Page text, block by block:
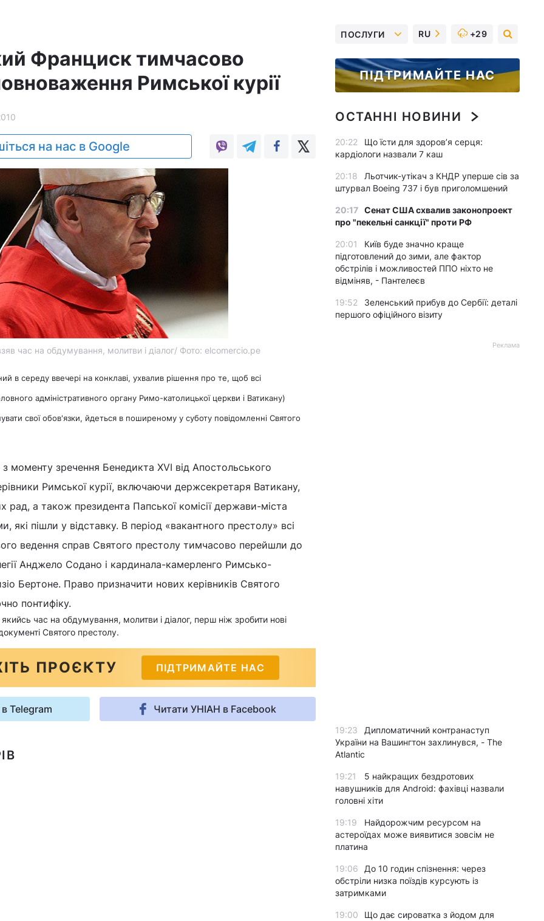
Франциск тимчасово
Римської курії
на нас в Google
час на обдумування, молитви і діалог/ Фото: elcomercio.pe
в середу ввечері на конклаві, ухвалив рішення про те, щоб всі
адміністративного органу Римо-католицької церкви і Ватикану)
свої обов'язки, йдеться в поширеному у суботу повідомленні Святого
з моменту зречення Бенедикта XVI від Апостольського
Римської курії, включаючи держсекретаря Ватикану,
рад, а також президента Папської комісії держави-міста
які пішли у відставку. В період «вакантного престолу» всі
ведення справ Святого престолу тимчасово перейшли до
Анджело Содано і кардинала-камерленго Римсько-
Бертоне. Право призначити нових керівників Святого
понтифіку.
час на обдумування, молитви і діалог, перш ніж зробити нові
Святого престолу.
ПРОЄКТУ ПІДТРИМАЙТЕ НАС
Telegram Читати УНІАН в Facebook
ПОСЛУГИ RU +29
ПІДТРИМАЙТЕ НАС
ОСТАННІ НОВИНИ
20:22
Що їсти для здоров’я серця:
кардіологи назвали 7 каш
20:18
Льотчик-утікач з КНДР уперше сів за
штурвал Boeing 737 і був приголомшений
20:17 Сенат США схвалив законопроект
про "пекельні санкції" проти РФ
20:01
Київ буде значно краще
підготовлений до зими, але фактор
обстрілів і можливостей ППО ніхто не
відміняв, - Пантелеєв
19:52
Зеленський прибув до Сербії: деталі
першого офіційного візиту
Реклама
19:23
Дипломатичний контранаступ
України на Вашингтон захлинувся, - The
Atlantic
19:21
5 найкращих бездротових
навушників для Android: фахівці назвали
головні хіти
19:19
Найдорожчим ресурсом на
астероїдах може виявитися зовсім не
платина
19:06
До 10 годин спізнення: через
обстріли низка поїздів курсують із
затримками
19:00
Що дає сироватка з йодом для